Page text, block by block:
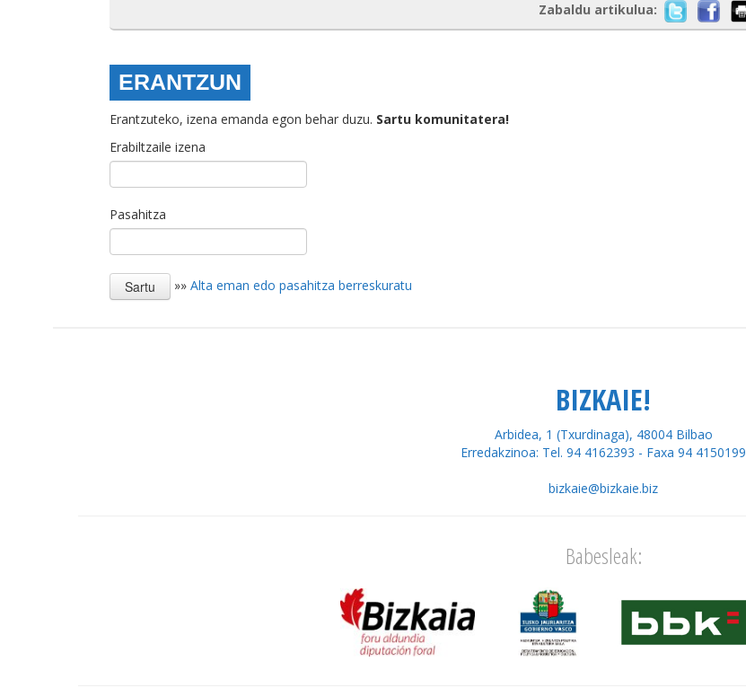
Zabaldu artikulua:
ERANTZUN
Erantzuteko, izena emanda egon behar duzu. Sartu komunitatera!
Erabiltzaile izena
Pasahitza
»» Alta eman edo pasahitza berreskuratu
BIZKAIE!
Arbidea, 1 (Txurdinaga), 48004 Bilbao
Erredakzinoa: Tel. 94 4162393 - Faxa 94 4150199
bizkaie@bizkaie.biz
Babesleak: